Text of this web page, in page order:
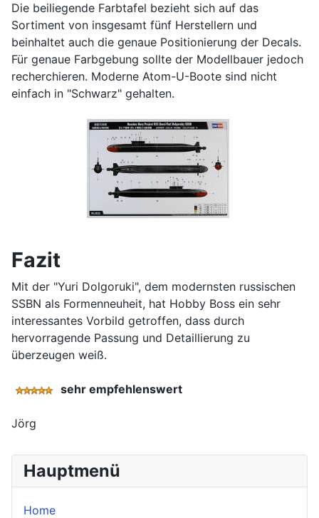
Hauptmenü
Home
Die beiliegende Farbtafel bezieht sich auf das
Sortiment von insgesamt fünf Herstellern und
beinhaltet auch die genaue Positionierung der Decals.
Für genaue Farbgebung sollte der Modellbauer jedoch
recherchieren. Moderne Atom-U-Boote sind nicht
einfach in "Schwarz" gehalten.
Fazit
Mit der "Yuri Dolgoruki", dem modernsten russischen
SSBN als Formenneuheit, hat Hobby Boss ein sehr
interessantes Vorbild getroffen, dass durch
hervorragende Passung und Detaillierung zu
überzeugen weiß.
sehr empfehlenswert
Jörg